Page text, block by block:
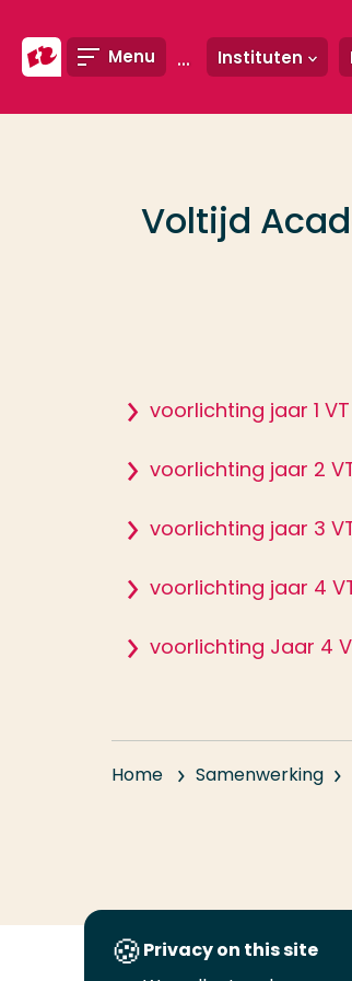
Menu Instituten
Voltijd
voorlichting jaar 1
voorlichting jaar 2
voorlichting jaar 3
voorlichting jaar 4
voorlichting Jaar 4
Home Samenwerking
Opleiding
Contact
Privacy on this site